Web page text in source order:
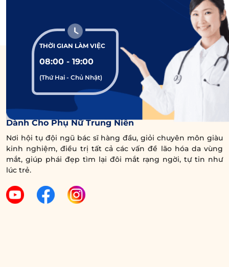
có lông mày la hán sở hữu thêm ấn đường
sáng, đầy đặn, nhẵn nhụi thì tính cách tốt đẹp,
bao dung và luôn gặp được quý nhân phù trợ.
Cùng với đó, phần sơn căn cao, rõ nét thể hiện
là người có nhiều phúc phí, thành công rực rỡ
trong sự nghiệp.
Mặc khác, nếu ấn đường tối, có nhiều sẹo, nếp
nhăn và phần sơn căn thấp sẽ ảnh hưởng đến
vận may của người đó. Đồng thời con đường
sự nghiệp và cuộc sống không mấy thuận lợi,
sức khỏe tinh thần kém, ảnh hưởng đến tài
vận.
4. Cách cải thiện lông mày la hán
THỜI GIAN LÀM VIỆC
08:00 - 19:00
(Thứ Hai - Chủ Nhật)
Trung Tâm Chuyên Sâu Chống Lão Hóa Vùng Mắt
Dành Cho Phụ Nữ Trung Niên
Nơi hội tụ đội ngũ bác sĩ hàng đầu, giỏi chuyên môn giàu
kinh nghiệm, điều trị tất cả các vấn đề lão hóa da vùng
mắt, giúp phái đẹp tìm lại đôi mắt rạng ngời, tự tin như
lúc trẻ.